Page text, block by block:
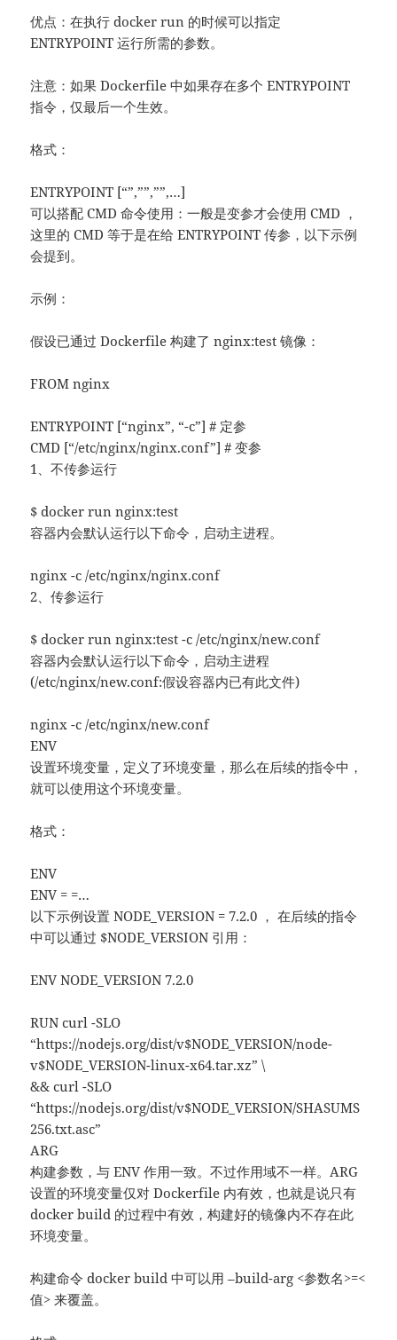
优点：在执行 docker run 的时候可以指定
ENTRYPOINT 运行所需的参数。
注意：如果 Dockerfile 中如果存在多个 ENTRYPOINT
指令，仅最后一个生效。
格式：
ENTRYPOINT [“”,””,””,…]
可以搭配 CMD 命令使用：一般是变参才会使用 CMD ，
这里的 CMD 等于是在给 ENTRYPOINT 传参，以下示例
会提到。
示例：
假设已通过 Dockerfile 构建了 nginx:test 镜像：
FROM nginx
ENTRYPOINT [“nginx”, “-c”] # 定参
CMD [“/etc/nginx/nginx.conf”] # 变参
1、不传参运行
$ docker run nginx:test
容器内会默认运行以下命令，启动主进程。
nginx -c /etc/nginx/nginx.conf
2、传参运行
$ docker run nginx:test -c /etc/nginx/new.conf
容器内会默认运行以下命令，启动主进程
(/etc/nginx/new.conf:假设容器内已有此文件)
nginx -c /etc/nginx/new.conf
ENV
设置环境变量，定义了环境变量，那么在后续的指令中，
就可以使用这个环境变量。
格式：
ENV
ENV = =…
以下示例设置 NODE_VERSION = 7.2.0 ， 在后续的指令
中可以通过 $NODE_VERSION 引用：
ENV NODE_VERSION 7.2.0
RUN curl -SLO
“https://nodejs.org/dist/v$NODE_VERSION/node-
v$NODE_VERSION-linux-x64.tar.xz” \
&& curl -SLO
“https://nodejs.org/dist/v$NODE_VERSION/SHASUMS
256.txt.asc”
ARG
构建参数，与 ENV 作用一致。不过作用域不一样。ARG
设置的环境变量仅对 Dockerfile 内有效，也就是说只有
docker build 的过程中有效，构建好的镜像内不存在此
环境变量。
构建命令 docker build 中可以用 –build-arg <参数名>=<
值> 来覆盖。